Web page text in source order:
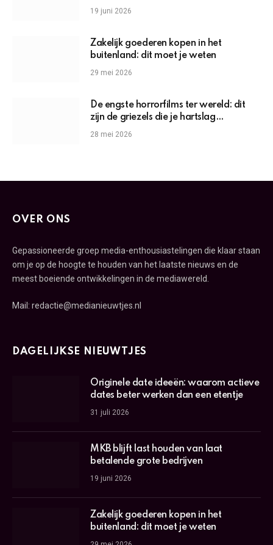
19 juni 2026
Zakelijk goederen kopen in het
buitenland: dit moet je weten
29 mei 2026
De engste horrorfilms ter wereld: dit
zijn de griezels die je hartslag
omhoogjagen
28 mei 2026
OVER ONS
Gepassioneerde groep media-enthousiastelingen die klaar staan
om je op de hoogte te houden van het laatste nieuws en de
meest boeiende ontwikkelingen in de mediawereld.
Mail: redactie@medianieuwtjes.nl
DAGELIJKSE NIEUWTJES
Originele date ideeën: waarom actieve
dates beter werken dan een etentje
31 juli 2026
MKB blijft last houden van laat
betalende grote bedrijven
19 juni 2026
Zakelijk goederen kopen in het
buitenland: dit moet je weten